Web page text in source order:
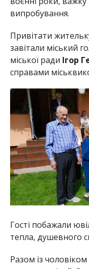
випробування.
Привітати
завітали міський
міської ради Ігор
справами
Гості побажали
тепла, душевного
Разом із